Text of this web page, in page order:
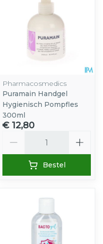
Pharmacosmedics
Puramain Handgel
Hygienisch Pompfles
300ml
€ 12,80
Bestel